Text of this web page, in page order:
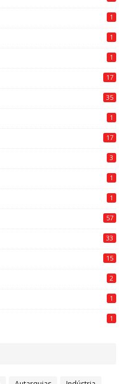
1
1
1
17
35
1
17
3
1
1
57
33
15
2
1
1